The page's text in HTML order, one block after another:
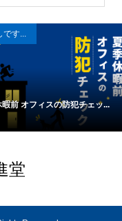
です...
暇前 オフィスの防犯チェッ...
堂